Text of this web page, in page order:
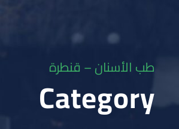
طب الأسنان – قنطرة
Category